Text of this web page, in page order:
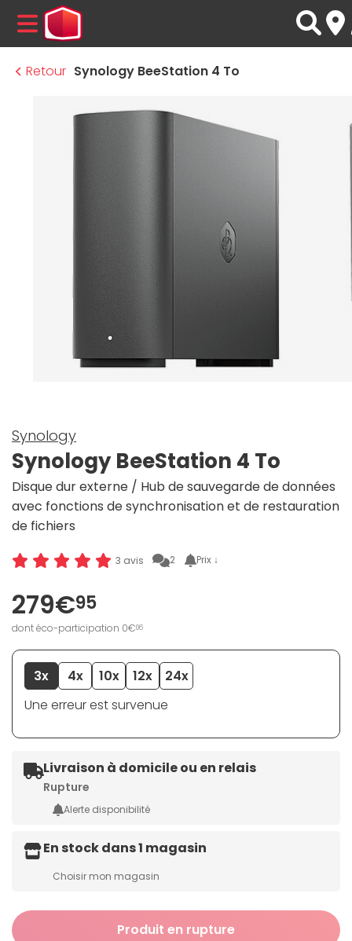
MENU
Retour Synology BeeStation 4 To
Synology
Synology BeeStation 4 To
Disque dur externe / Hub de sauvegarde de données
avec fonctions de synchronisation et de restauration
de fichiers
3 avis 2 Prix ↓
279€95
dont éco-participation 0€06
3x 4x 10x 12x
24x
Une erreur est survenue
Livraison à domicile ou en relais
Rupture
Alerte disponibilité
En stock dans 1 magasin
Choisir mon magasin
Produit en rupture